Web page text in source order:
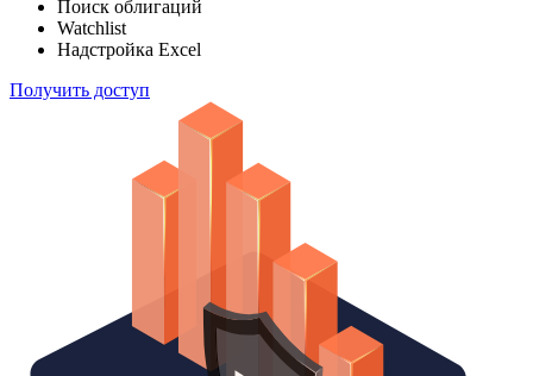
Отслеживайте свой портфель наиболее эффективным
способом
Поиск облигаций
Надстройка Excel
Получить доступ